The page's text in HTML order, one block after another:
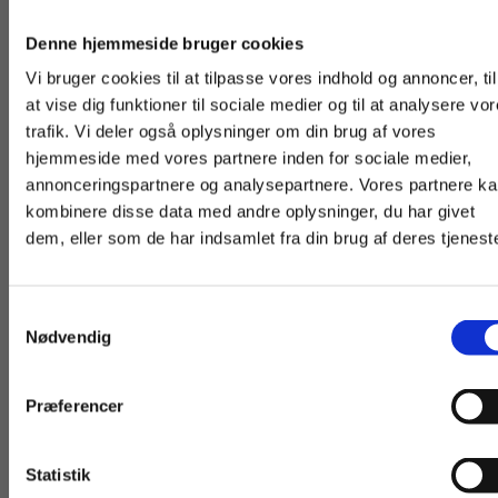
Denne hjemmeside bruger cookies
Vi bruger cookies til at tilpasse vores indhold og annoncer, til
at vise dig funktioner til sociale medier og til at analysere
trafik. Vi deler også oplysninger om din brug af vores
hjemmeside med vores partnere inden for sociale medier,
annonceringspartnere og analysepartnere. Vores partnere
kombinere disse data med andre oplysninger, du har givet
dem, eller som de har indsamlet fra din brug af deres
Nødvendig
Præferencer
Statistik
Andre har også købt
2 formater Digitale
Fortsæt som:
For privatkunder og
studerende. Du får
vist priser inkl.
For institutioner og
virksomheder. Du
får vist priser ekskl.